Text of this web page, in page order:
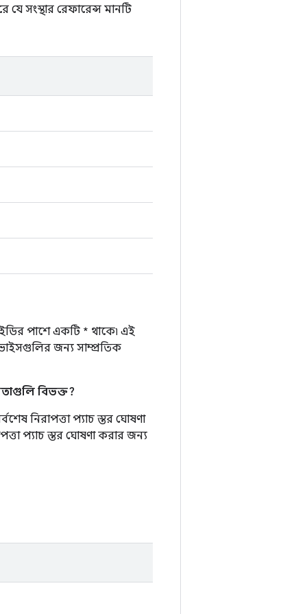
সংস্থার রেফারেন্স মানটি
পাশে একটি * থাকে৷ এই
জন্য সাম্প্রতিক
বিভক্ত?
নিরাপত্তা প্যাচ স্তর ঘোষণা
প্যাচ স্তর ঘোষণা করার জন্য